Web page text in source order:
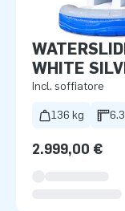
WHITE
Incl. soffiatore
136 kg
2.999,00 €